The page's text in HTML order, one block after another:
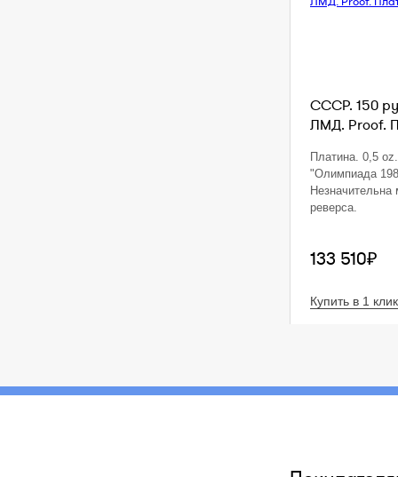
СССР. 150
ЛМД. Proof.
Платина. 0,5
"Олимпиада
Незначительна
реверса.
133 510₽
Купить в 1 клик